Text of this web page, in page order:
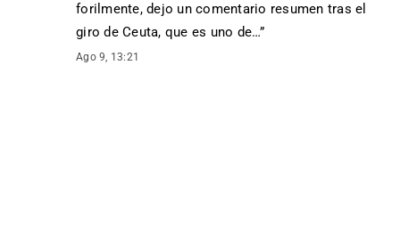
forilmente, dejo un comentario resumen tras el
giro de Ceuta, que es uno de…”
Ago 9, 13:21